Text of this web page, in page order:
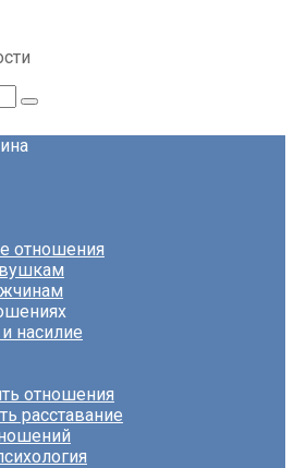
отношения
насилие
отношения
расставание